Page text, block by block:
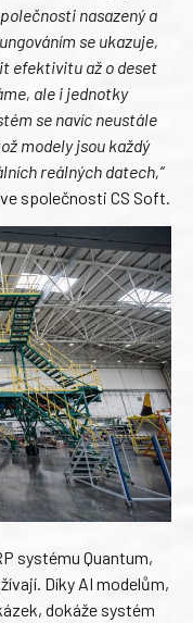
nasazený a
se ukazuje,
efektivitu až o deset
ale i jednotky
se navíc neustále
modely jsou každý
reálných datech,“
společnosti CS Soft.
systému Quantum,
Díky AI modelům,
dokáže systém